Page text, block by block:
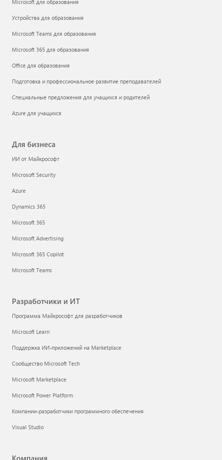
Microsoft для образования
Устройства для образования
Microsoft Teams для образования
Microsoft 365 для образования
Office для образования
Подготовка и профессиональное развитие преподавателей
Специальные предложения для учащихся и родителей
Azure для учащихся
Для бизнеса
ИИ от Майкрософт
Microsoft Security
Azure
Dynamics 365
Microsoft 365
Microsoft Advertising
Microsoft 365 Copilot
Microsoft Teams
Разработчики и ИТ
Программа Майкрософт для разработчиков
Microsoft Learn
Поддержка ИИ-приложений на Marketplace
Сообщество Microsoft Tech
Microsoft Marketplace
Microsoft Power Platform
Компании-разработчики программного обеспечения
Visual Studio
Компания